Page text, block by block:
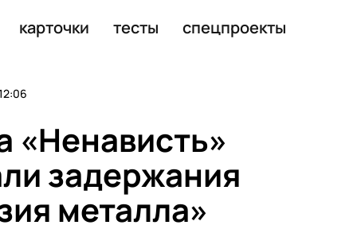
карточки тесты спецпроекты
«Ненависть»
задержания
металла»